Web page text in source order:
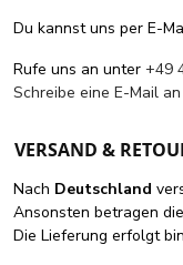
Du kannst uns per E-
Rufe uns an unter +49
Schreibe eine E-Mail an
VERSAND &
Nach Deutschland
Ansonsten betragen
Die Lieferung erfolgt